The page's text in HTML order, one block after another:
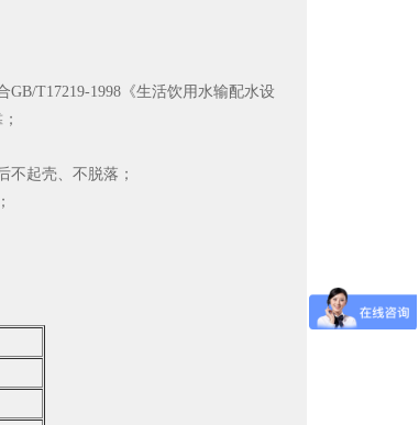
T17219-1998《生活饮用水输配水设
起壳、不脱落；